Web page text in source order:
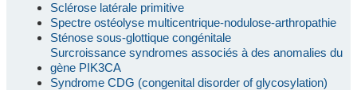
Sclérose latérale primitive
Spectre ostéolyse multicentrique-nodulose-arthropathie
Sténose sous-glottique congénitale
Surcroissance syndromes associés à des anomalies du
gène PIK3CA
Syndrome CDG (congenital disorder of glycosylation)